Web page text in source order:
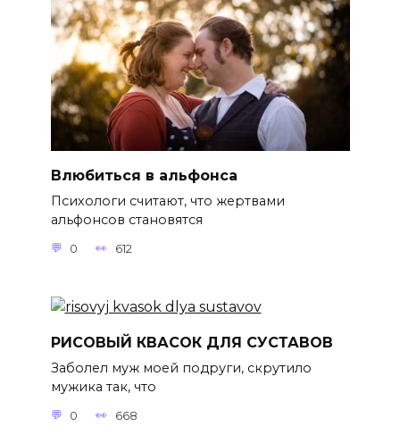
Влюбиться в альфонса
Психологи считают, что жертвами
альфонсов становятся
0 612
РИСОВЫЙ КВАСОК ДЛЯ СУСТАВОВ
Заболел муж моей подруги, скрутило
мужика так, что
0 668